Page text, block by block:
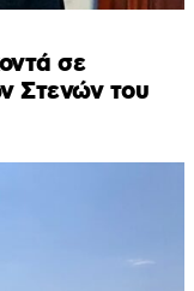
σε
Στενών του